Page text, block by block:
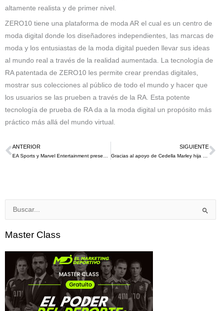
altamente realista y de primer nivel.
ZERO10 tiene una plataforma de moda AR el cual es un centro de
moda digital donde los diseñadores independientes, las marcas de
moda y los entusiastas de la moda digital pueden llevar sus ideas
al mundo real a través de la realidad aumentada. La tecnología de
RA patentada de ZERO10 les permite crear prendas digitales,
mostrar sus colecciones al público de todo el mundo y hacer que
los usuarios se las prueben a través de la RA. Esta potente
tecnología de prueba de RA da a la moda digital un propósito más
práctico más allá del mundo virtual.
Ant
ANTERIOR SIGUIENTE
Buscar
Master Class